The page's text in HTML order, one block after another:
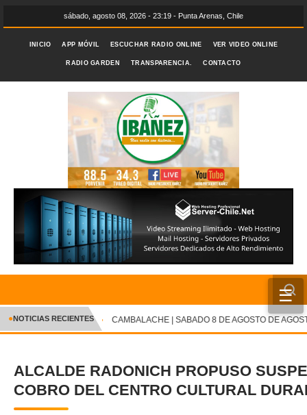
sábado, agosto 08, 2026 - 23:19 - Punta Arenas, Chile
INICIO APP MÓVIL ESCUCHAR RADIO ONLINE VER VIDEO ONLINE
RADIO GARDEN TRANSPARENCIA. CONTACTO
☰
INICIO
CRÓNICA
DEPORTES ✕
●NOTICIAS RECIENTES CAMBALACHE | SABADO 8 DE AGOSTO DE
ALCALDE RADONICH PROPUSO
COBRO DEL CENTRO CULTURAL